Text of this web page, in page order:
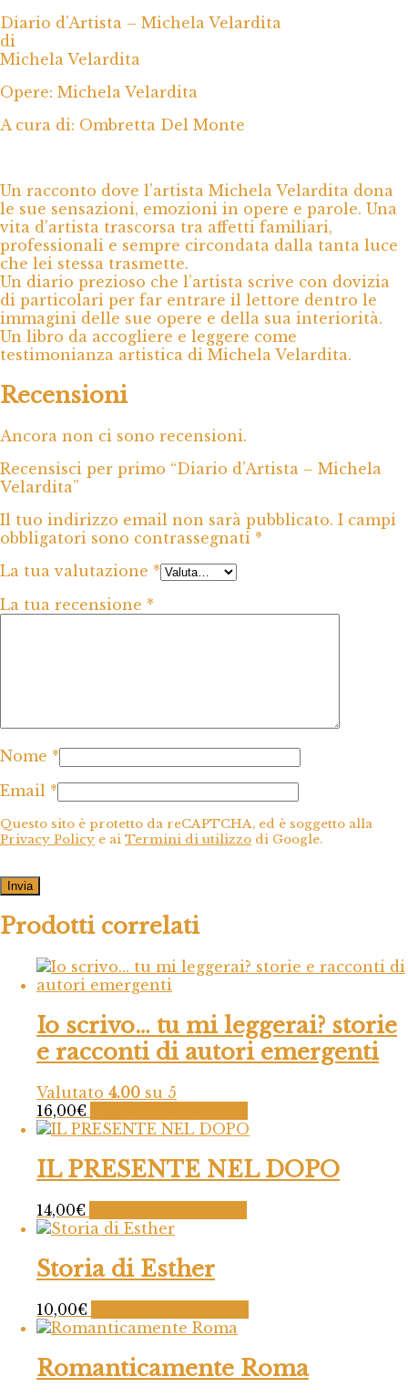
Diario d’Artista – Michela Velardita
di
Michela Velardita
Opere: Michela Velardita
A cura di: Ombretta Del Monte
Un racconto dove l’artista Michela Velardita dona
le sue sensazioni, emozioni in opere e parole. Una
vita d’artista trascorsa tra affetti familiari,
professionali e sempre circondata dalla tanta luce
che lei stessa trasmette.
Un diario prezioso che l’artista scrive con dovizia
di particolari per far entrare il lettore dentro le
immagini delle sue opere e della sua interiorità.
Un libro da accogliere e leggere come
testimonianza artistica di Michela Velardita.
Recensioni
Ancora non ci sono recensioni.
Recensisci per primo “Diario d’Artista – Michela
Velardita”
Il tuo indirizzo email non sarà pubblicato. I campi
obbligatori sono contrassegnati *
La tua valutazione *
La tua recensione *
Nome *
Email *
Questo sito è protetto da reCAPTCHA, ed è soggetto alla
Privacy Policy e ai Termini di utilizzo di Google.
Prodotti correlati
Io scrivo… tu mi leggerai? storie
e racconti di autori emergenti
Valutato 4.00 su 5
16,00€
IL PRESENTE NEL DOPO
14,00€
Storia di Esther
10,00€
Romanticamente Roma